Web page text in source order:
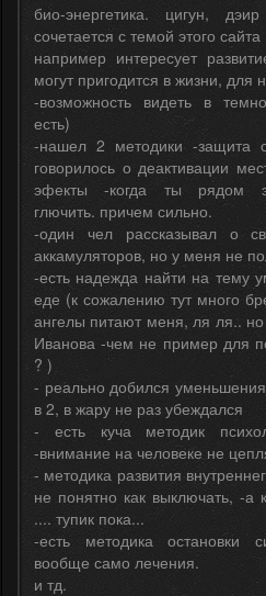
био-энергетика. цигун,
сочетается с темой этого сайта
например интересует
могут пригодится в жизни, для
-возможность видеть в
есть)
-нашел 2 методики -защита
говорилось о деактивации
эфекты -когда ты рядом
глючить. причем сильно.
-один чел рассказывал о
аккамуляторов, но у меня не
-есть надежда найти на тему
еде (к сожалению тут много
ангелы питают меня, ля ля..
Иванова -чем не пример для
? )
- реально добился
в 2, в жару не раз убеждался
- есть куча методик
-внимание на человеке не
- методика развития
не понятно как выключать, -а
.... тупик пока...
-есть методика остановки
вообще само лечения.
и тд.